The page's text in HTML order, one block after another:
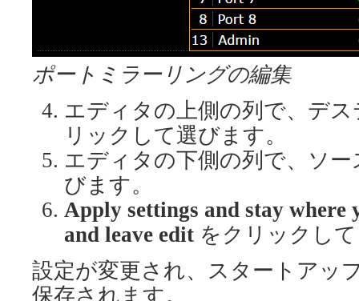
ポートミラーリングの編集
エディタの上側の列で、デ
リックして選びます。
エディタの下側の列で、ソ
びます。
Apply settings and stay where
and leave edit をクリックし
設定が変更され、スタートアッ
保存されます。